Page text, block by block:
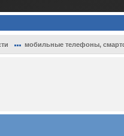
мобильные телефоны,